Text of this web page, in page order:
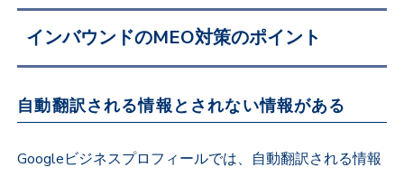
インバウンドのMEO対策のポイント
自動翻訳される情報とされない情報がある
Googleビジネスプロフィールでは、自動翻訳される情報